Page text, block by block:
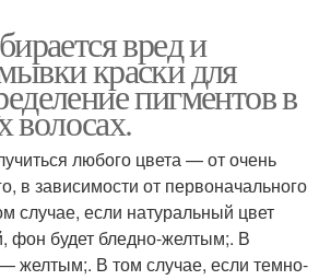
вред и
краски для
пигментов в
любого цвета — от очень
в зависимости от первоначального
случае, если натуральный цвет
фон будет бледно-желтым;. В
желтым;. В том случае, если темно-